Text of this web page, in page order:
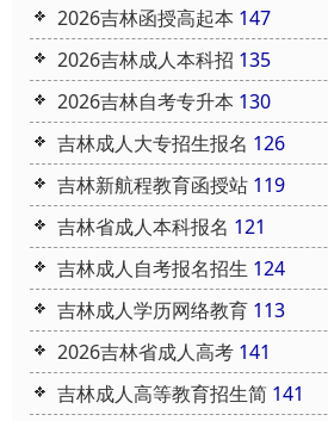
2026吉林函授高起本 147
2026吉林成人本科招 135
2026吉林自考专升本 130
吉林成人大专招生报名 126
吉林新航程教育函授站 119
吉林省成人本科报名 121
吉林成人自考报名招生 124
吉林成人学历网络教育 113
2026吉林省成人高考 141
吉林成人高等教育招生简 141